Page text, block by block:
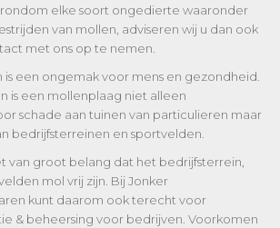
elke soort ongedierte waaronder
van mollen, adviseren wij u dan ook
met ons op te nemen.
is een ongemak voor mens en gezondheid.
is een mollenplaag niet alleen
schade aan tuinen van particulieren maar
bedrijfsterreinen en sportvelden.
van groot belang dat het bedrijfsterrein,
mol vrij zijn. Bij Jonker
kunt daarom ook terecht voor
& beheersing voor bedrijven. Voorkomen